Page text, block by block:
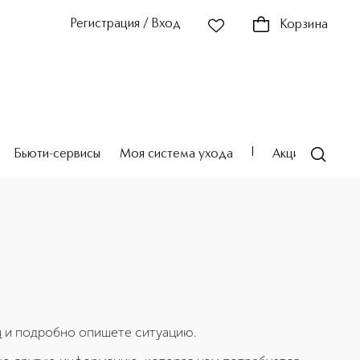
Регистрация / Вход Корзина
Бьюти-сервисы Моя система ухода Акции
и подробно опишете ситуацию.